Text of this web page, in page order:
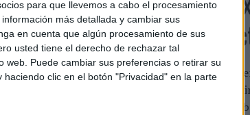
para que llevemos a cabo el procesamiento
más detallada y cambiar sus
en cuenta que algún procesamiento de sus
usted tiene el derecho de rechazar tal
web. Puede cambiar sus preferencias o retirar su
clic en el botón "Privacidad" en la parte
PIN
match
Ambas marcas se unen
marketing para
Valencia Babaria y